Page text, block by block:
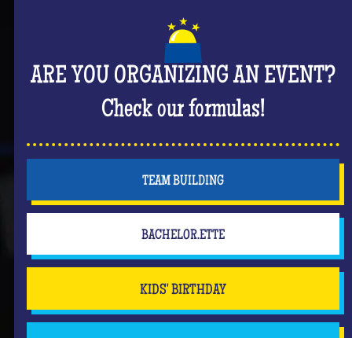
ARE YOU ORGANIZING AN EVENT?
Check our formulas!
TEAM BUILDING
BACHELOR.ETTE
KIDS' BIRTHDAY